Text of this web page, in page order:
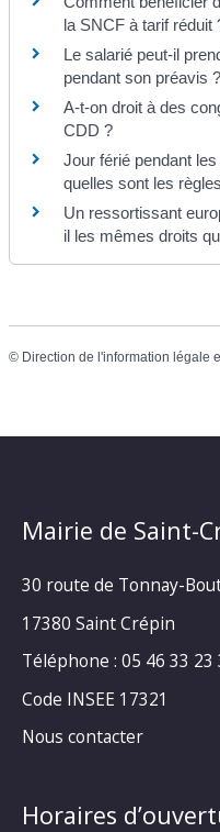
la SNCF à tarif réduit
Le salarié peut-il
pendant son préavis ?
A-t-on droit à des
CDD ?
Jour férié pendant
quelles sont les
Un ressortissant
il les mêmes droits
© Direction de l'information légale
Mairie de Saint-
30 route de Tonnay-
17380 Saint Crépin
Téléphone : 05 46 33 23
Code INSEE 17321
Nous contacter
Horaires